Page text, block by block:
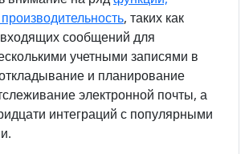
, таких как
сообщений для
учетными записями в
и планирование
электронной почты, а
интеграций с популярными